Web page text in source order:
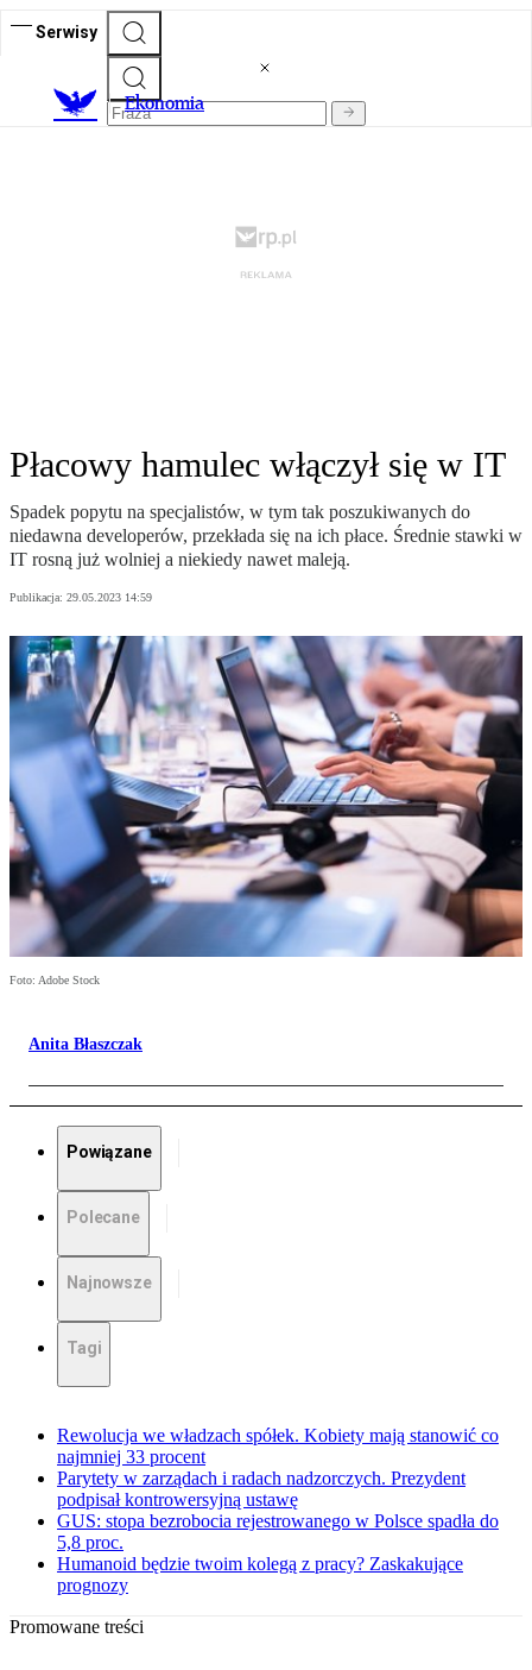
Serwisy
Ekonomia
Płacowy hamulec włączył się w IT
Spadek popytu na specjalistów, w tym tak poszukiwanych do
niedawna developerów, przekłada się na ich płace. Średnie stawki w
IT rosną już wolniej a niekiedy nawet maleją.
Publikacja: 29.05.2023 14:59
Foto: Adobe Stock
Anita Błaszczak
Powiązane
Polecane
Najnowsze
Tagi
Rewolucja we władzach spółek. Kobiety mają stanowić co
najmniej 33 procent
Parytety w zarządach i radach nadzorczych. Prezydent
podpisał kontrowersyjną ustawę
GUS: stopa bezrobocia rejestrowanego w Polsce spadła do
5,8 proc.
Humanoid będzie twoim kolegą z pracy? Zaskakujące
prognozy
Promowane treści